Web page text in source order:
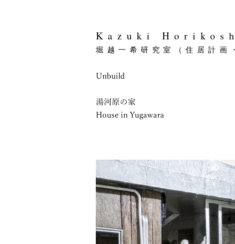
Kazuki
堀越一希研究室（住居計画
Unbuild
湯河原の家
House in Yugawara